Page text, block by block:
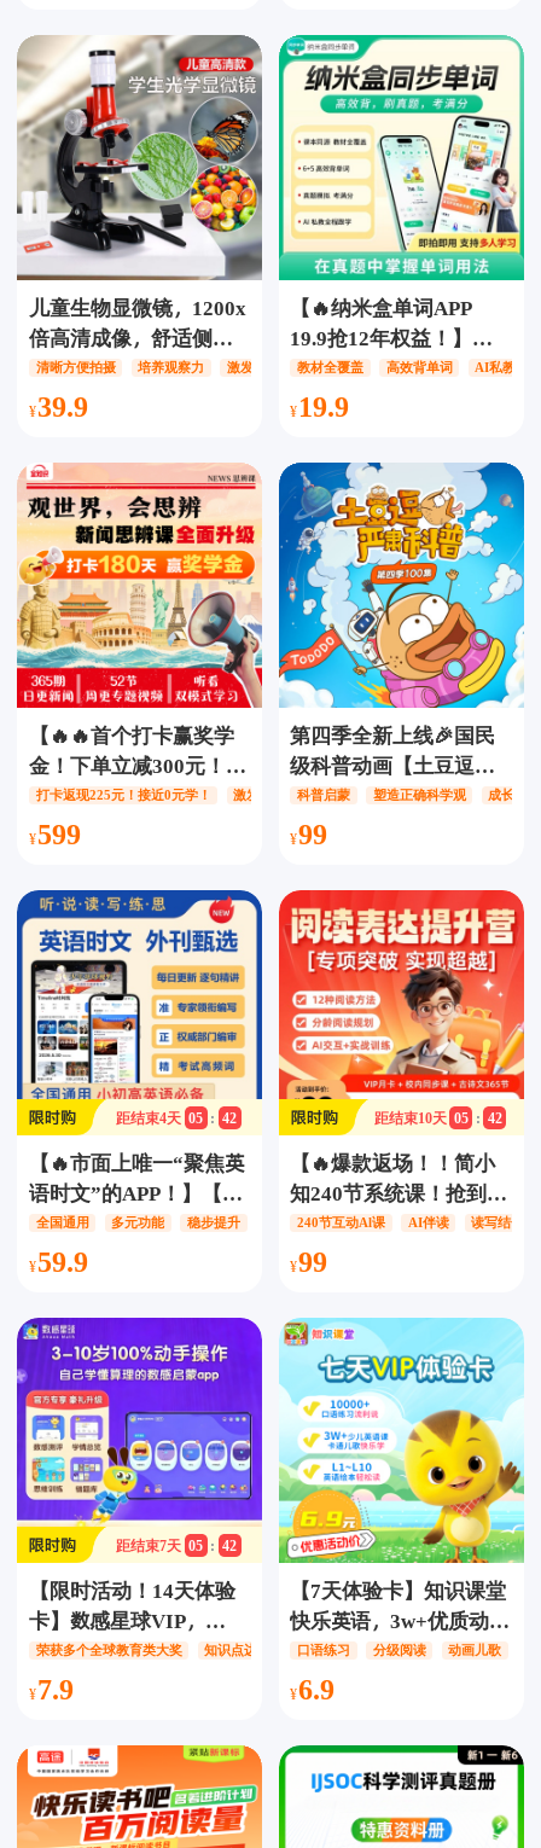
训，AI互动教学×海量真
题实战×实体教辅三合
一，让孩子爱上学写
作，语文基础稳固提
升！
儿童生物显微镜，1200x
倍高清成像，舒适侧
观，智能补光，丰富新
的认知，带领孩子探索
孩子对世界的好奇心
清晰方便拍摄 培养观察力 激发探索欲
39.9
【🔥🔥首个打卡赢奖学
金！下单立减300元！】
全知识新闻思辨课【1年
卡】，押题+AI思辨+作
大事件，提升孩子新闻
素养！
打卡返现225元！接近0元学！ 激发好奇心和探索欲 提升批判性思维
599
距结束4天 05 : 42
【🔥市面上唯一“聚焦英
语时文”的APP！】【12
年卡】少年环球视野会
员-精读时文，每天30分
音打分/查词/复读/点读/
变速/生词本/逐句精讲/
隐藏译文8大热门主题，
贴合中高考趋势，小初
高大学全都能用！
全国通用 多元功能 稳步提升
59.9
距结束7天 05 : 42
【限时活动！14天体验
卡】数感星球VIP，
5000+趣味同步练习、
1300+数学游戏，3-10岁
练，无痛提高计算能
力，PK模式、亲子互动
等多种方式，监督引导
孩子快速提高！
荣获多个全球教育类大奖 知识点边玩边学
7.9
图，直观构建知识体
系，从学知识到做练
习，同步课内知识到锻
炼数学思维，这一套就
够了
【🔥纳米盒单词APP
19.9抢12年权益！】高
效背词 +AI 课本口语+真
题冲刺练，英语学习一
教材全覆盖 高效背单词 AI私教全
19.9
第四季全新上线🎉国民
级科普动画【土豆逗严
肃科普】第四季共100
集，10个主题涵盖自然
能力素养·家庭教育科普
门类，解决成长问题，提
升能力素养！
科普启蒙 塑造正确科学观 成长伴学
99
距结束10天 05 : 42
【🔥爆款返场！！简小
知240节系统课！抢到立
省1200！额外加赠价值
400元三大福利！】简小
提升营S1-S5选一阶段，
12种阅读方法，分龄阅
读规划，AI交互+实战训
练
240节互动Al课 AI伴读 读写结合
99
【7天体验卡】知识课堂
快乐英语，3w+优质动画
儿歌、10000+口语练
习、L1-L10分级阅读绘
验，专业外教发音，亲
子互动学习，全面提升
英语听说读写能力，幼
儿英语启蒙必备！
口语练习 分级阅读 动画儿歌
6.9